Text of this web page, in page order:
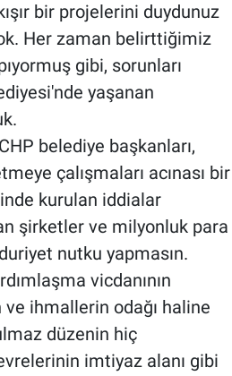
bir projelerini duydunuz
Her zaman belirttiğimiz
gibi, sorunları
yaşanan
belediye başkanları,
çalışmaları acınası bir
kurulan iddialar
şirketler ve milyonluk para
nutku yapmasın.
vicdanının
ihmallerin odağı haline
düzenin hiç
imtiyaz alanı gibi